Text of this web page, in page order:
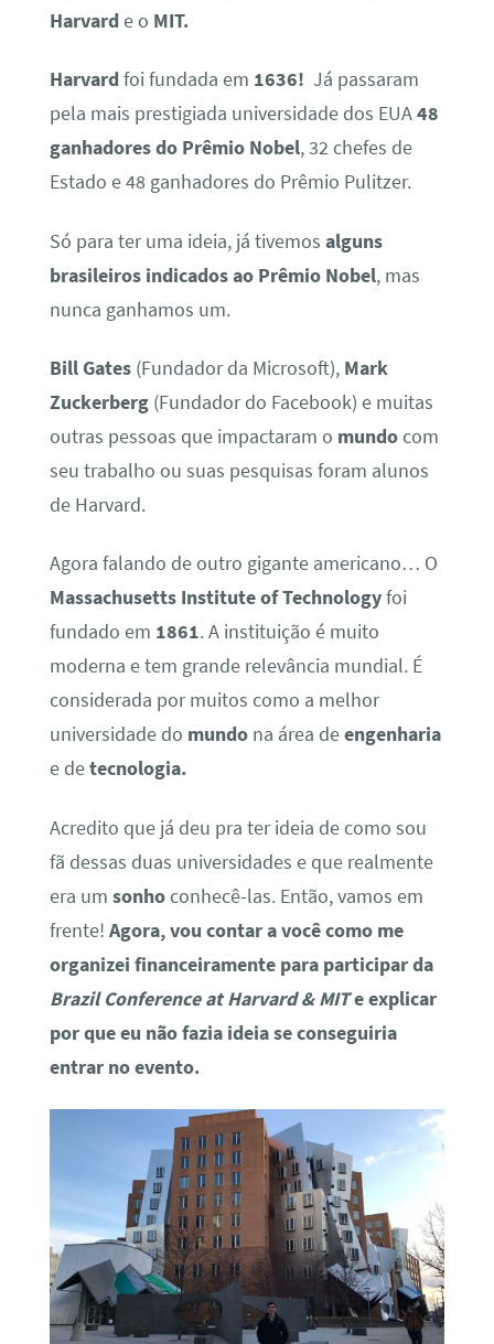
Harvarde o MIT.
Harvardfoi fundada em 1636! Já passaram
pela mais prestigiada universidade dos EUA48
ganhadores do Prêmio Nobel, 32 chefes de
Estado e 48 ganhadores do Prêmio Pulitzer.
Só para ter uma ideia, já tivemos alguns
brasileiros indicados ao Prêmio Nobel, mas
nunca ganhamos um.
Bill Gates(Fundador da Microsoft), Mark
Zuckerberg(Fundador do Facebook) e muitas
outras pessoas que impactaram o mundocom
seu trabalho ou suas pesquisas foram alunos
de Harvard.
Agora falando de outro gigante americano… O
Massachusetts Institute of Technologyfoi
fundado em 1861. A instituição é muito
moderna e tem grande relevância mundial. É
considerada por muitos como a melhor
universidade do mundona área deengenharia
e detecnologia.
Acredito que já deu pra ter ideia de como sou
fã dessas duas universidades e que realmente
era um sonhoconhecê-las. Então, vamos em
frente! Agora, vou contar a você como me
organizei financeiramente para participar da
Brazil Conference at Harvard & MITe explicar
por que eu não fazia ideia se conseguiria
entrar no evento.